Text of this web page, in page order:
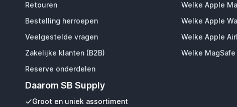
Retouren
Bestelling herroepen
Veelgestelde vragen
Zakelijke klanten (B2B)
Reserve onderdelen
Daarom SB Supply
Groot en uniek assortiment
Welke Apple
Welke Apple
Welke Apple
Welke